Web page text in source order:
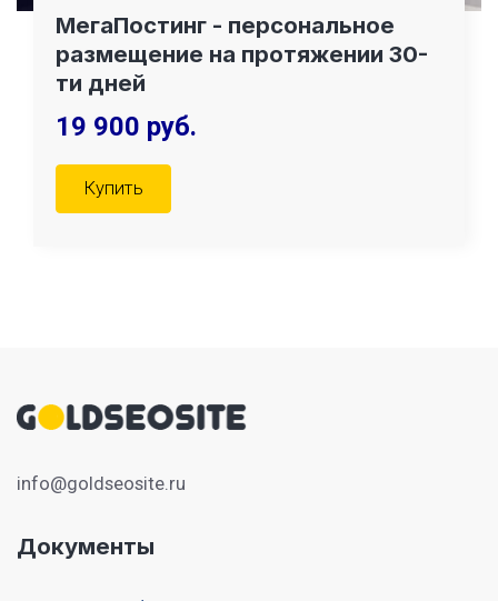
МегаПостинг - персональное
размещение на протяжении 30-
ти дней
19 900 руб.
Купить
info@goldseosite.ru
Документы